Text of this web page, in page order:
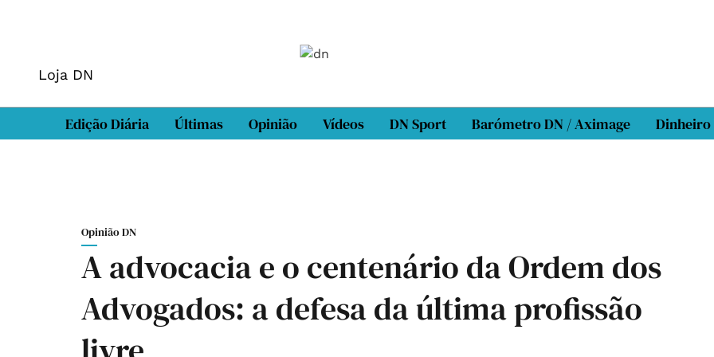
Loja DN
Edição Diária Últimas Opinião Vídeos DN Sport Barómetro DN / Aximage Dinheiro
Opinião DN
A advocacia e o centenário da Ordem dos
Advogados: a defesa da última profissão